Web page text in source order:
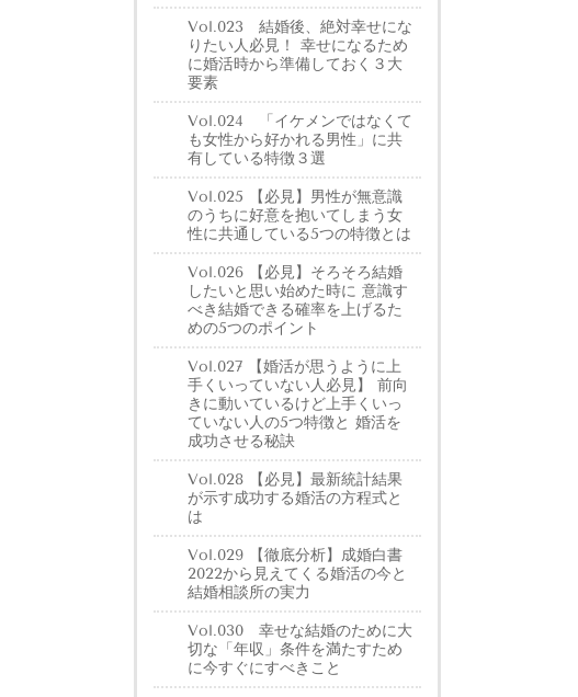
Vol.023 結婚後、絶対幸せにな
りたい人必見！ 幸せになるため
に婚活時から準備しておく３大
要素
Vol.024 「イケメンではなくて
も女性から好かれる男性」に共
有している特徴３選
Vol.025 【必見】男性が無意識
のうちに好意を抱いてしまう女
性に共通している5つの特徴とは
Vol.026 【必見】そろそろ結婚
したいと思い始めた時に 意識す
べき結婚できる確率を上げるた
めの5つのポイント
Vol.027 【婚活が思うように上
手くいっていない人必見】 前向
きに動いているけど上手くいっ
ていない人の5つ特徴と 婚活を
成功させる秘訣
Vol.028 【必見】最新統計結果
が示す成功する婚活の方程式と
は
Vol.029 【徹底分析】成婚白書
2022から見えてくる婚活の今と
結婚相談所の実力
Vol.030 幸せな結婚のために大
切な「年収」条件を満たすため
に今すぐにすべきこと